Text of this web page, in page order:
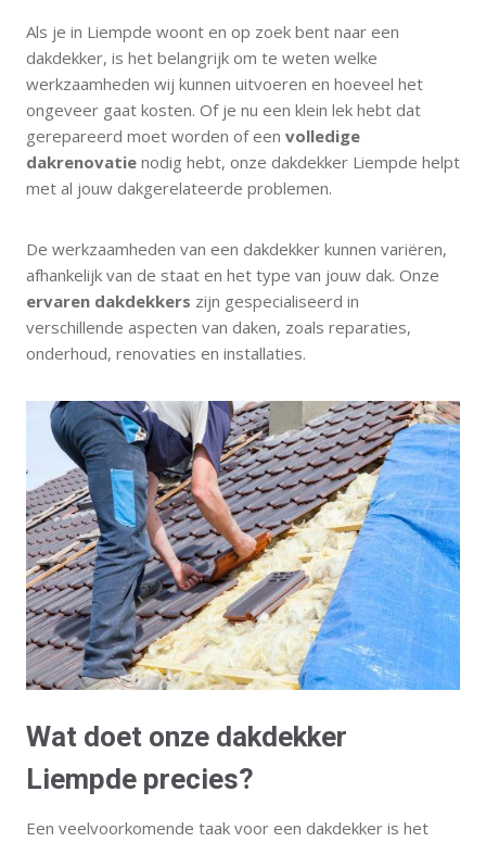
Als je in Liempde woont en op zoek bent naar een
dakdekker, is het belangrijk om te weten welke
werkzaamheden wij kunnen uitvoeren en hoeveel het
ongeveer gaat kosten. Of je nu een klein lek hebt dat
gerepareerd moet worden of een volledige
dakrenovatie nodig hebt, onze dakdekker Liempde helpt
met al jouw dakgerelateerde problemen.
De werkzaamheden van een dakdekker kunnen variëren,
afhankelijk van de staat en het type van jouw dak. Onze
ervaren dakdekkers zijn gespecialiseerd in
verschillende aspecten van daken, zoals reparaties,
onderhoud, renovaties en installaties.
Wat doet onze dakdekker
Liempde precies?
Een veelvoorkomende taak voor een dakdekker is het